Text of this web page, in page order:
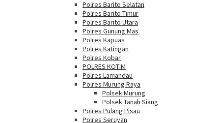
Polres Barito Selatan
Polres Barito Timur
Polres Barito Utara
Polres Gunung Mas
Polres Kapuas
Polres Katingan
Polres Kobar
POLRES KOTIM
Polres Lamandau
Polres Murung Raya
Polsek Murung
Polsek Tanah Siang
Polres Pulang Pisau
Polres Seruyan